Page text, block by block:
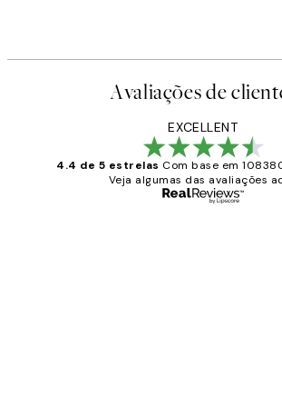
Avaliações de
EXCELLENT
4.4 de 5 estrelas Com base em
Veja algumas das avaliações